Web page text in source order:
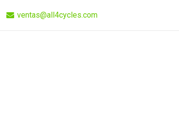
ventas@all4cycles.com